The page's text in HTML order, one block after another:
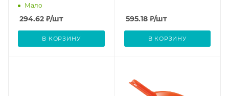
СТАЕР МАСТЕР 100мм
Мало
294.62 ₽/шт
В КОРЗИНУ
595.18₽/шт
В КОРЗИНУ